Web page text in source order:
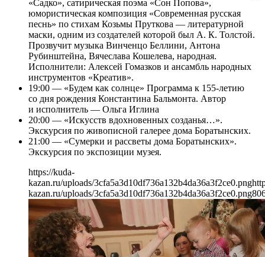
«Садко», сатирическая поэма «Сон Попова»,
юмористическая композиция «Современная русская
песнь» по стихам Козьмы Пруткова — литературной
маски, одним из создателей которой был А. К. Толстой.
Прозвучит музыка Винченцо Беллини, Антона
Рубинштейна, Вячеслава Кошелева, народная.
Исполнители: Алексей Гомазков и ансамбль народных
инструментов «Креатив».
19:00 — «Будем как солнце» Программа к 155-летию
со дня рождения Константина Бальмонта. Автор
и исполнитель — Ольга Иглина
20:00 — «Искусств вдохновенных созданья…».
Экскурсия по живописной галерее дома Боратынских.
21:00 — «Сумерки и рассветы дома Боратынских».
Экскурсия по экспозиции музея.
https://kuda-
kazan.ru/uploads/3cfa5a3d10df736a132b4da36a3f2ce0.png
kazan.ru/uploads/3cfa5a3d10df736a132b4da36a3f2ce0.png